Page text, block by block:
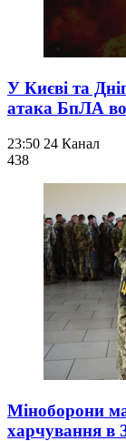
У Києві та
атака БпЛА
23:50 24 Канал
438
Міноборони
харчування в